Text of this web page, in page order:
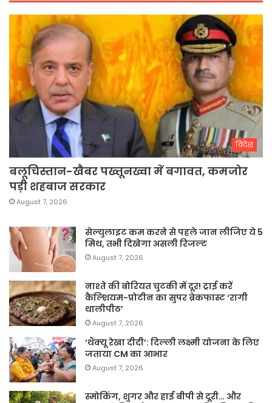
विदेश
बलूचिस्तान-खैबर पख्तूनख्वा में बगावत, कमजोर
पड़ी शहबाज सरकार
August 7, 2026
सेल्युलाइट कम करने से पहले जान लीजिए ये 5
मिथ, तभी दिखेगा असली रिजल्ट
August 7, 2026
नाश्ते की बोरियत चुटकी में दूर! ट्राई करें
कैल्शियम-प्रोटीन का सुपर ब्रेकफास्ट ‘रागी
थालीपीठ’
August 7, 2026
‘थैंक्यू रेखा दीदी’: दिल्ली लक्ष्मी योजना के लिए
जताया CM का आभार
August 7, 2026
स्मोकिंग, शुगर और हाई बीपी से दूरी… और